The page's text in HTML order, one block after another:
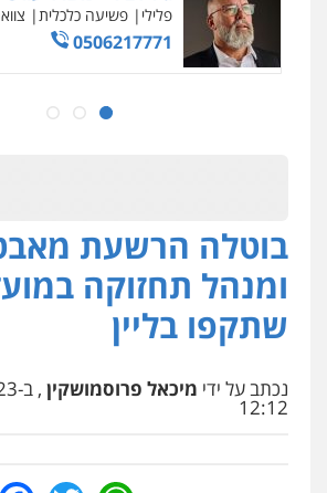
פלילי פשיעה כלכלית
0506217771
סלימאן אבו שעירה –
עו"ד אסף גונן
פלילי פשע חמור תעבורה
וחקירות
0542255161
פלילי פשיעה חמורה
וחקירות
בוטלה הרשעת
ומנהל תחזוקה
שתקפו בליין
נכתב על ידי מיכאל פרוסמושקין ,
12:12